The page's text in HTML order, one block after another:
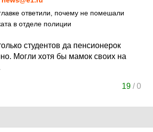
ответили, почему не помешали
в отделе полиции
студентов да пенсионерок
Могли хотя бы мамок своих на
19 /0